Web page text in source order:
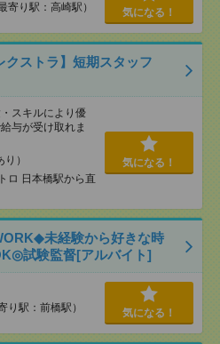
寄り駅：高崎駅） 気になる！
クストラ】短期スタッフ
スキルにより優
与が受け取れま
）
ロ 日本橋駅から直
気になる！
未経験から好きな時
試験監督[アルバイト]
り駅：前橋駅） 気になる！